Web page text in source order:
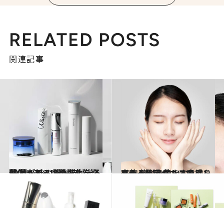
RELATED POSTS
関連記事
2021.6.25
2021、コスメの進化を齋藤 薫が斬る 職人技が光る傑作コスメ10選も！
ビューティ＆ヘルス 2021.4.11
齋藤 薫が息苦しさを感じる人へ指南 生きる意欲を高める美容のコツ10
ビューティ＆ヘルス